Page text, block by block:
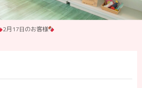
2月17日のお客様